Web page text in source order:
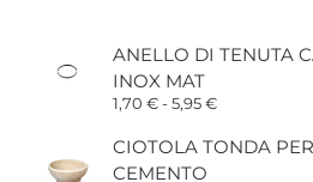
ANELLO DI TENUTA
INOX MAT
1,70 €-5,95€Fascia
prezzo:
da
CIOTOLA TONDA
CEMENTO